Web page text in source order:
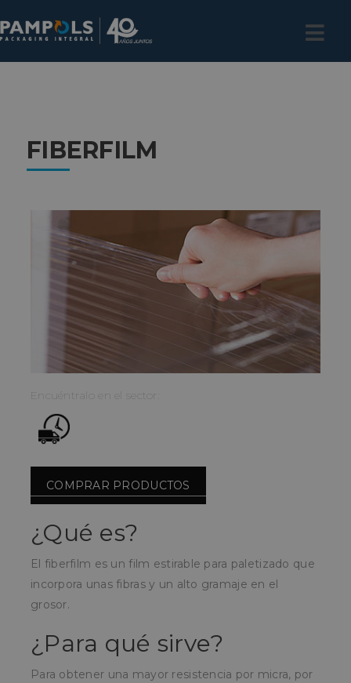
FIBERFILM
Encuéntralo en el sector:
COMPRAR PRODUCTOS
¿Qué es?
El fiberfilm es un film estirable para paletizado que
incorpora unas fibras y un alto gramaje en el
grosor.
¿Para qué sirve?
Para obtener una mayor resistencia por micra, por